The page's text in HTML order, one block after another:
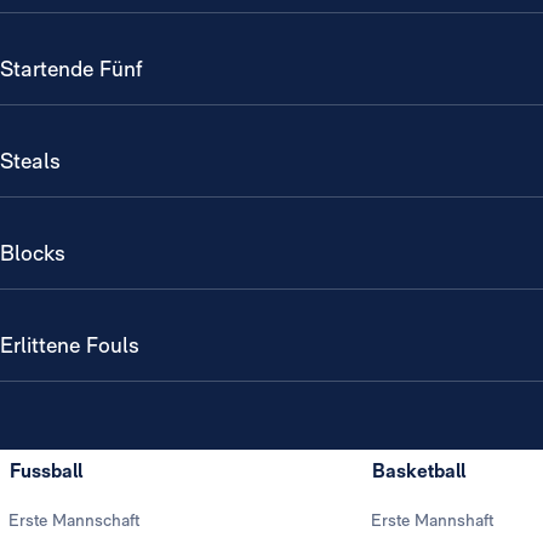
Startende Fünf
Steals
Blocks
Erlittene Fouls
Fussball
Erste Mannschaft
Basketball
Erste Mannshaft